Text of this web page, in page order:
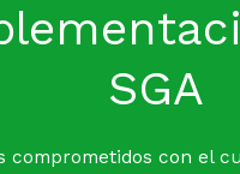
SGA
comprometidos con el